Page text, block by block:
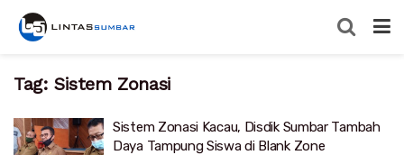
Tag: Sistem Zonasi
Sistem Zonasi Kacau, Disdik Sumbar Tambah
Daya Tampung Siswa di Blank Zone